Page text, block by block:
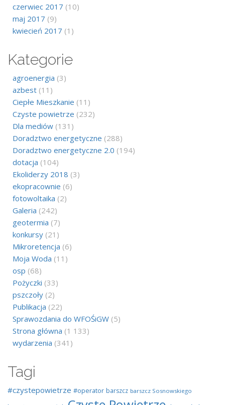
czerwiec 2017 (10)
maj 2017 (9)
kwiecień 2017 (1)
Kategorie
agroenergia (3)
azbest (11)
Ciepłe Mieszkanie (11)
Czyste powietrze (232)
Dla mediów (131)
Doradztwo energetyczne (288)
Doradztwo energetyczne 2.0 (194)
dotacja (104)
Ekoliderzy 2018 (3)
ekopracownie (6)
fotowoltaika (2)
Galeria (242)
geotermia (7)
konkursy (21)
Mikroretencja (6)
Moja Woda (11)
osp (68)
Pożyczki (33)
pszczoły (2)
Publikacja (22)
Sprawozdania do WFOŚiGW (5)
Strona główna (1 133)
wydarzenia (341)
Tagi
#czystepowietrze #operator barszcz barszcz Sosnowskiego